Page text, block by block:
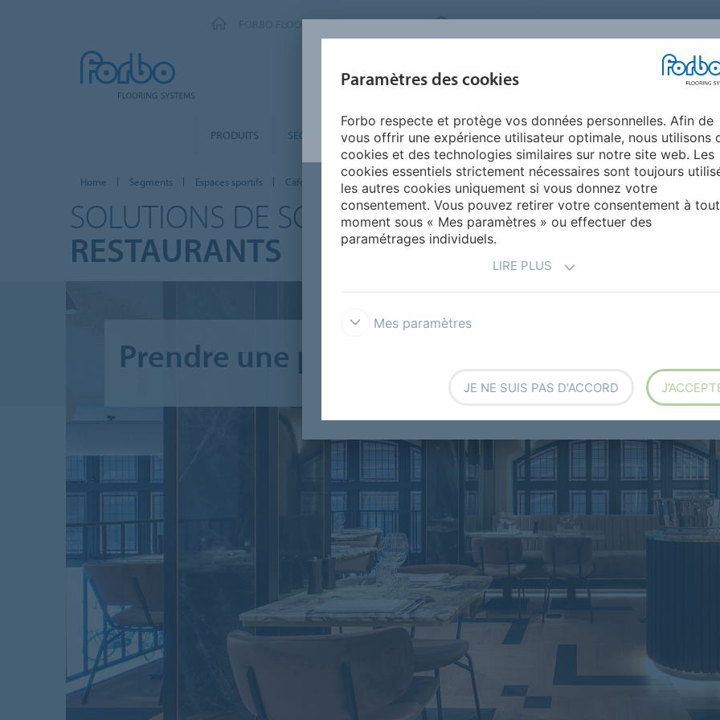
FORBO FLOORING SYSTEMS BELGIUM
PRODUITS SEGMENTS
INSPIRATION &
RÉFÉRENCES
DURABILITÉ
INSTALLATION &
ENTRETIEN
AIDE
Home Segments Espaces sportifs Cafétérias & Restaurants
SOLUTIONS DE SOL POUR LESCAFÉTÉRIAS &
RESTAURANTS
Prendre une pause
Paramètres des cookies
Forbo respecte et protège vos données personnelles. Afin de
vous offrir une expérience utilisateur optimale, nous utilisons
cookies et des technologies similaires sur notre site web. Les
cookies essentiels strictement nécessaires sont toujours
les autres cookies uniquement si vous donnez votre
consentement. Vous pouvez retirer votre consentement à tout
moment sous « Mes paramètres » ou effectuer des
paramétrages individuels.
LIRE PLUS
Mes paramètres
JE NE SUIS PAS D'ACCORD